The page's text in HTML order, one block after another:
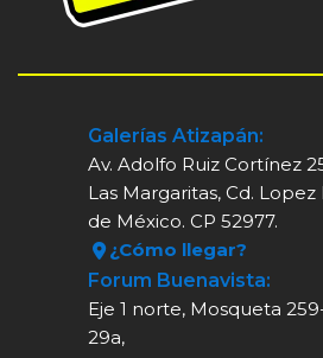
Galerías Atizapán:
Av. Adolfo Ruiz Cortínez
Las Margaritas, Cd. Lopez
de México. CP 52977.
¿Cómo llegar?
Forum Buenavista:
Eje 1 norte, Mosqueta
29a,